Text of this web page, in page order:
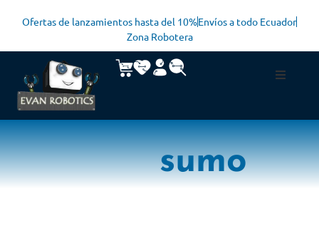
Ofertas de lanzamientos hasta del 10%Envíos a todo Ecuador
Zona Robotera
sumo